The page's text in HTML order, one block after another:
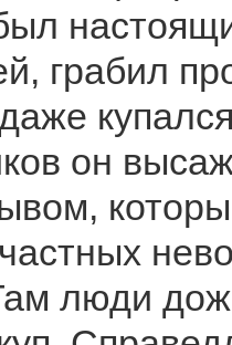
грабил
он
люди